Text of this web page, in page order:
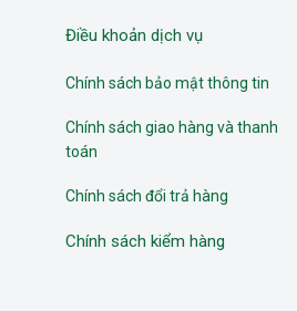
Điều khoản dịch vụ
Chính sách bảo mật thông tin
Chính sách giao hàng và thanh
toán
Chính sách đổi trả hàng
Chính sách kiểm hàng